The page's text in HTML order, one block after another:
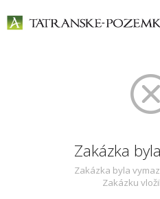
Zakázka
Zakázka byla
Zakázku